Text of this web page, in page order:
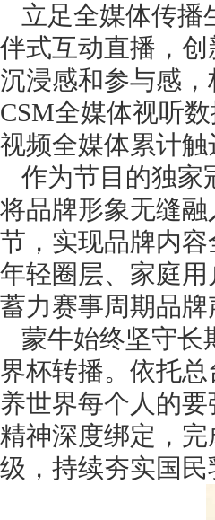
立足全媒体传播
伴式互动直播，
沉浸感和参与感
CSM全媒体视听
视频全媒体累计
作为节目的独家
将品牌形象无缝
节，实现品牌内
年轻圈层、家庭
蓄力赛事周期品
蒙牛始终坚守长
界杯转播。依托
养世界每个人的
精神深度绑定，
级，持续夯实国